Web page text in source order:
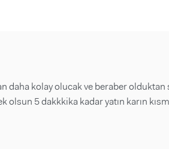
daha kolay olucak ve beraber
olsun 5 dakkkika kadar yatın karın